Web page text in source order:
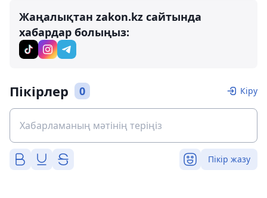
Жаңалықтан zakon.kz сайтында
хабардар болыңыз:
Пікірлер 0 Кіру
Пікір жазу